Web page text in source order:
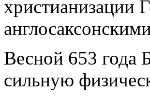
христианизации
Весной 653 года
сильную